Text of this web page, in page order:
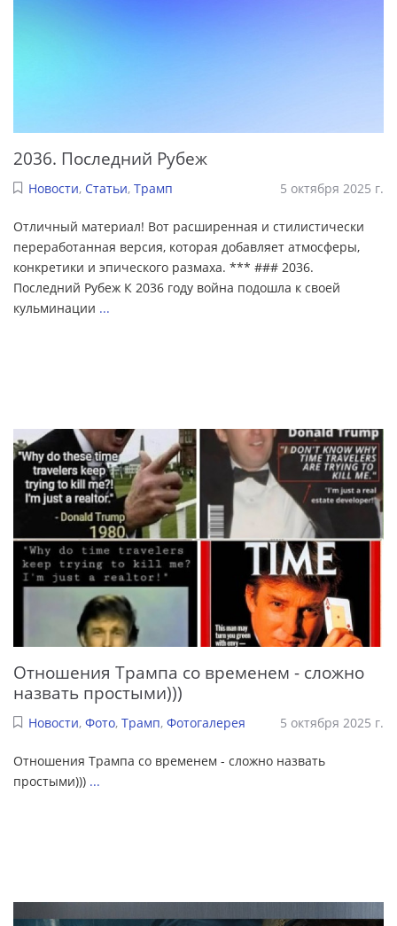
2036. Последний Рубеж
Новости, Статьи, Трамп 5 октября 2025 г.
Отличный материал! Вот расширенная и стилистически
переработанная версия, которая добавляет атмосферы,
конкретики и эпического размаха. *** ### 2036.
Последний Рубеж К 2036 году война подошла к своей
кульминации ...
Отношения Трампа со временем - сложно
назвать простыми)))
Новости, Фото, Трамп, Фотогалерея 5 октября 2025 г.
Отношения Трампа со временем - сложно назвать
простыми))) ...